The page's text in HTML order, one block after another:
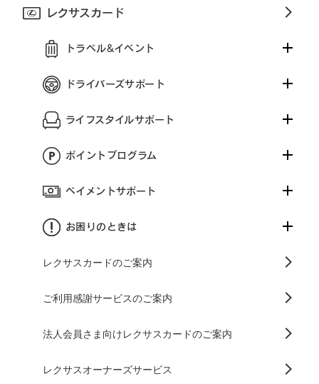
レクサスカード
トラベル&イベント
ドライバーズサポート
ライフスタイルサポート
ポイントプログラム
ペイメントサポート
お困りのときは
レクサスカードのご案内
ご利用感謝サービスのご案内
法人会員さま向けレクサスカードのご案内
レクサスオーナーズサービス